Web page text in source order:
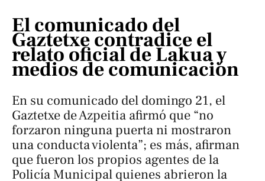
El comunicado del
Gaztetxe contradice el
relato oficial de Lakua y
medios de comunicación
En su comunicado del domingo 21, el
Gaztetxe de Azpeitia afirmó que “no
forzaron ninguna puerta ni mostraron
una conducta violenta”; es más, afirman
que fueron los propios agentes de la
Policía Municipal quienes abrieron la